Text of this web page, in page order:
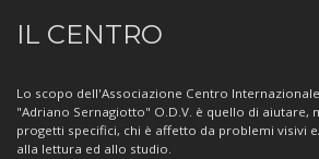
Informazioni
sul
Centro
IL CENTRO
Lo scopo dell'Associazione Centro
"Adriano Sernagiotto" O.D.V. è quello di aiutare,
progetti specifici, chi è affetto da problemi visivi
alla lettura ed allo studio.